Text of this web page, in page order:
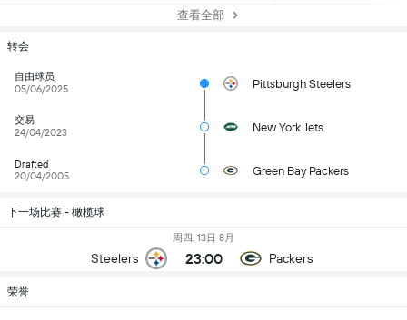
下一场比赛 - 橄榄球
Steelers
周四, 13日 8月
23:00 Packers
查看全部
转会
自由球员
05/06/2025
Pittsburgh Steelers
交易
24/04/2023
New York Jets
Drafted
20/04/2005
Green Bay Packers
荣誉